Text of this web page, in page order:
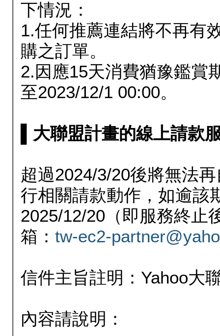
下情況：
1.任何推薦連結將不再有
購之訂單。
2.因應15天消費猶豫鑑賞
至2023/12/1 00:00。
▌大聯盟計畫的線上請款
超過2024/3/20後將無法
行相關請款動作，如逾該
2025/12/20（即服務終止
箱： tw-ec2-
信件主旨註明：Yahoo大
內容請說明：